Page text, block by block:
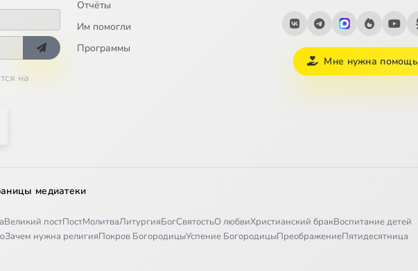
на
Отчёты
Им помогли
Программы
Мне нужна помощь
медиатеки
Великий постПостМолитваЛитургияБогСвятостьО любвиХристианский бракВоспитание детей
Зачем нужна религияПокров БогородицыУспение БогородицыПреображениеПятидесятница